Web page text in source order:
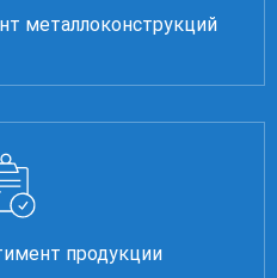
металлоконструкций
продукции